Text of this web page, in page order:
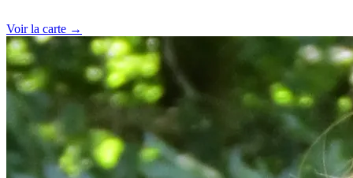
Voir la carte →